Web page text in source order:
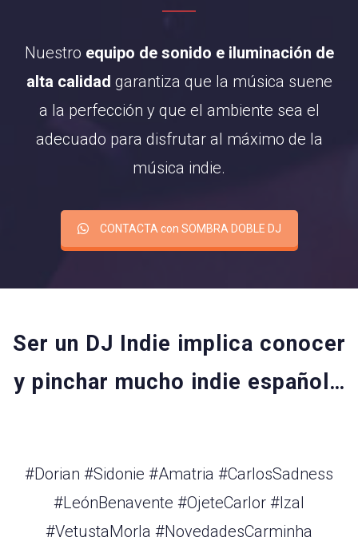
Nuestro equipo de sonido e iluminación de
alta calidad garantiza que la música suene
a la perfección y que el ambiente sea el
adecuado para disfrutar al máximo de la
música indie.
CONTACTA con SOMBRA DOBLE DJ
Ser un DJ Indie implica conocer
y pinchar mucho indie español…
#Dorian #Sidonie #Amatria #CarlosSadness
#LeónBenavente #OjeteCarlor #Izal
#VetustaMorla #NovedadesCarminha